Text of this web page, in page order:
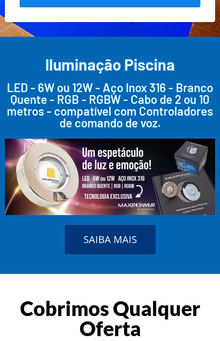
Iluminação Piscina
LED - 6W ou 12W - Aço Inox 316 - Branco
Quente - RGB - RGBW - Cabo de 2 ou 10
metros - compatível com Controladores
de comando de voz.
SAIBA MAIS
Cobrimos Qualquer
Oferta